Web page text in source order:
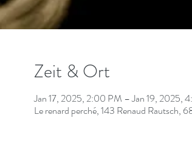
Zeit & Ort
Jan 17, 2025, 2:00 PM – Jan 19, 2025,
Le renard perché, 143 Renaud Rautsch,